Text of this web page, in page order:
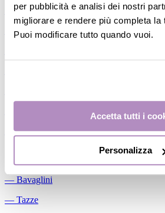
per pubblicità e analisi dei nostri
migliorare e rendere più completa
Puoi modificare tutto quando vuoi.
Accetta tutti i
Personalizza
―
Tettarelle
―Succhietti
Conservalatte Materno
―Massaggiagengive
― Bavaglini
― Tazze